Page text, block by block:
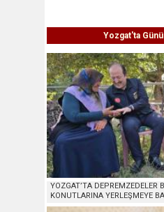
Yozgat'ta
YOZGAT’TA DEPREMZEDELER
KONUTLARINA YERLEŞMEYE